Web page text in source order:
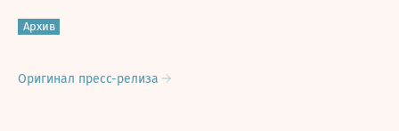
Архив
Оригинал пресс-релиза